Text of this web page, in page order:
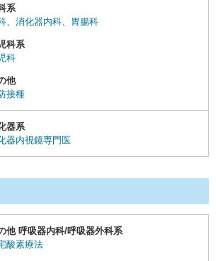
系
、 消化器内科、 胃腸科
科系
科
他
接種
器系
器内視鏡専門医
他 呼吸器内科/呼吸器外科系
酸素療法